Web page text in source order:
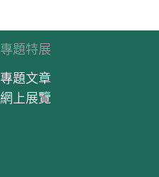
專題特展
專題文章
網上展覽